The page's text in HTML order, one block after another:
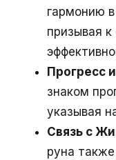
гармонию
призывая к
Прогресс
знаком
указывая
Связь с
руна